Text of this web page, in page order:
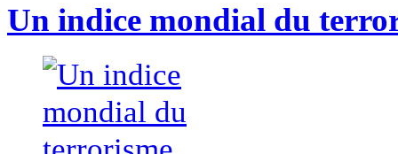
Un indice mondial du